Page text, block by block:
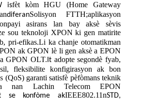
isfèt kòm HGU (Home Gateway
diferanSolisyon FTTH;aplikasyon
asirans lan bay aksè sèvis
sou teknoloji XPON ki gen matirite
pri-efikas.Li ka chanje otomatikman
ak GPON lè li gen aksè a EPON
GPON OLT.It adopte segondè fyab,
fleksibilite konfigirasyon ak bon
(QoS) garanti satisfè pèfòmans teknik
nan Lachin Telecom EPON
se konfòme akIEEE802.11nSTD,